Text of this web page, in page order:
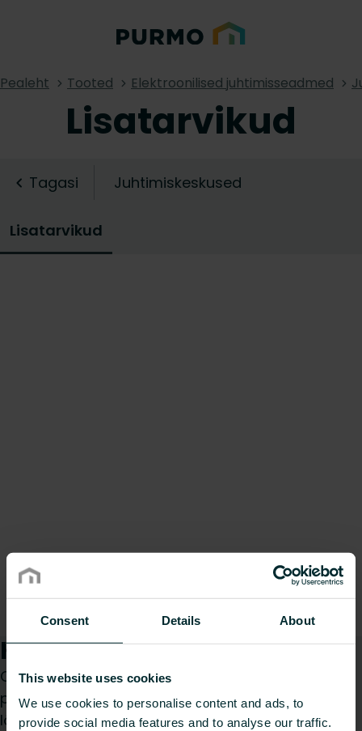
Consent Details About
This website uses cookies
We use cookies to personalise content and ads, to
provide social media features and to analyse our traffic.
Pealeht Tooted Elektroonilised juhtimisseadmed
Lisatarvikud
Tagasi Juhtimiskeskused
Lisatarvikud
Kuidas saame teid aidata?
Olenemata sellest, kas olete spetsialist,
paigaldaja, arhitekt, planeerija, hulgimüüja või
lõppkasutaja, valige kategooria ja me vastame